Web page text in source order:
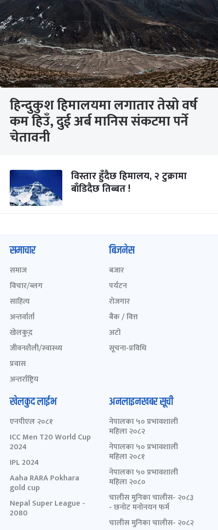
हिन्दुकुश हिमालयमा लगातार तेस्रो वर्ष
कम हिउँ, दुई अर्ब मानिस संकटमा पर्ने
चेतावनी
विस्तार हुँदैछ हिमालय, २ टुक्रामा
बाँडिदैछ तिब्बत !
समाचार
समाज
विचार/ब्लग
साहित्य
अन्तर्वार्ता
खेलकुद़़
जीवनशैली/स्वास्थ्य
प्रवास
अन्तर्राष्ट्रिय
बिजनेस
बजार
पर्यटन
रोजगार
बैंक / वित्त
अटो
सूचना-प्रविधि
खेलकुद लाईभ
एनपीएल २०८१
ICC Men T20 World Cup
2024
IPL 2024
Aaha RARA Pokhara
gold cup
Nepal Super League -
2080
अनलाइनखबर सूची
नेपालका ५० प्रभावशाली
महिला २०८२
नेपालका ५० प्रभावशाली
महिला २०८१
नेपालका ५० प्रभावशाली
महिला २०८०
चालीस मुनिका चालीस- २०८३
- छनोट मनोनयन फर्म
चालीस मुनिका चालीस- २०८२